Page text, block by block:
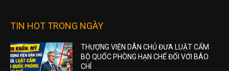
TIN HOT TRONG NGÀY
THƯỢNG VIỆN DÂN CHỦ ĐƯA LUẬT CẤM
BỘ QUỐC PHÒNG HẠN CHẾ ĐỐI VỚI BÁO
CHÍ